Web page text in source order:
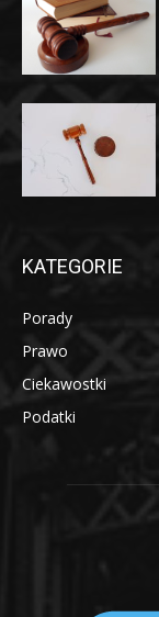
KATEGORIE
Porady
Prawo
Ciekawostki
Podatki